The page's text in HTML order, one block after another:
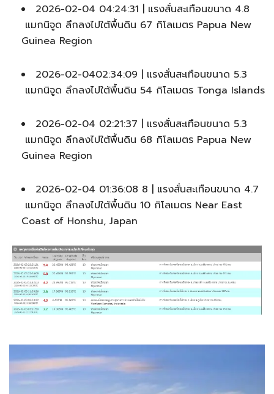
2026-02-04 04:24:31 | แรงสั่นสะเทือนขนาด 4.8
แมกนิจูด ลึกลงไปใต้พื้นดิน 67 กิโลเมตร Papua New
Guinea Region
2026-02-0402:34:09 | แรงสั่นสะเทือนขนาด 5.3
แมกนิจูด ลึกลงไปใต้พื้นดิน 54 กิโลเมตร Tonga Islands
2026-02-04 02:21:37 | แรงสั่นสะเทือนขนาด 5.3
แมกนิจูด ลึกลงไปใต้พื้นดิน 68 กิโลเมตร Papua New
Guinea Region
2026-02-04 01:36:08 8 | แรงสั่นสะเทือนขนาด 4.7
แมกนิจูด ลึกลงไปใต้พื้นดิน 10 กิโลเมตร Near East
Coast of Honshu, Japan